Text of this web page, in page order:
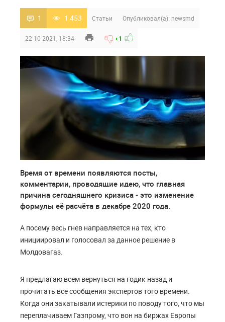
1 1 453 Статьи Опубликовал(а): newsmd
22-10-2021, 18:34 +1
Время от времени появляются посты,
комментарии, проводящие идею, что главная
причина сегодняшнего кризиса - это изменение
формулы её расчёта в декабре 2020 года.
А посему весь гнев направляется на тех, кто
инициировал и голосовал за данное решение в
Молдовагаз.
Я предлагаю всем вернуться на годик назад и
прочитать все сообщения экспертов того времени.
Когда они закатывали истерики по поводу того, что мы
переплачиваем Газпрому, что вон на биржах Европы